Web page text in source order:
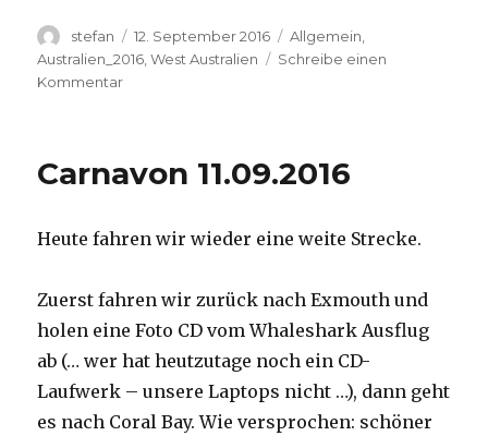
Autor
stefan
Veröffentlicht
am
12. September 2016 Kategorien
Allgemein
Australien_2016 ,West Australien
Schreibe einen
Kommentarzu
Carnavon 11.09.2016
Heute fahren wir wieder eine weite Strecke.
Zuerst fahren wir zurück nach Exmouth und
holen eine Foto CD vom Whaleshark Ausflug
ab (… wer hat heutzutage noch ein CD-
Laufwerk – unsere Laptops nicht …), dann geht
es nach Coral Bay. Wie versprochen: schöner